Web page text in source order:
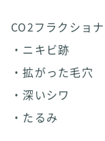
CO2フラクショ
・ニキビ跡
・拡がった毛穴
・深いシワ
・たるみ